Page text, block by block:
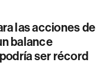
las acciones de
balance
ser récord